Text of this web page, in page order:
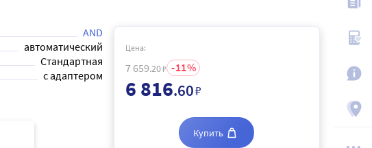
AND
автоматический
Стандартная
с адаптером
Цена:
7 659.20₽ 11
6 816.60₽
Купить